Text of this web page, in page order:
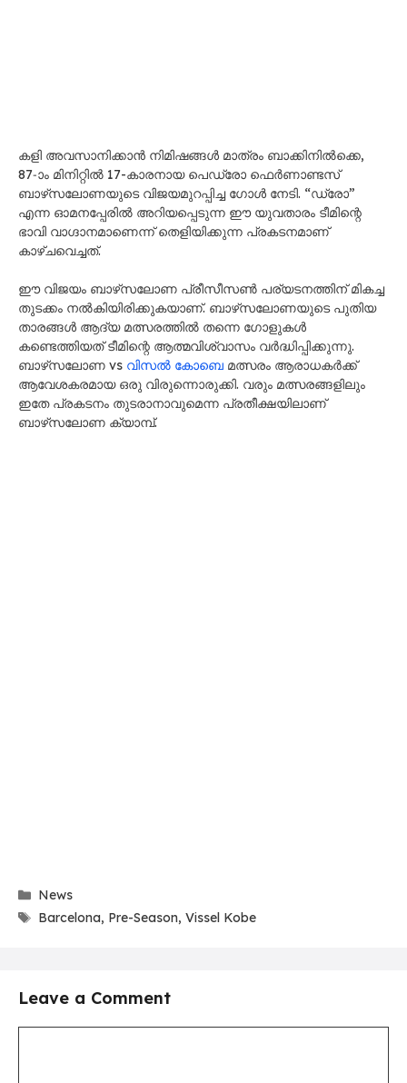
കളി അവസാനിക്കാൻ നിമിഷങ്ങൾ മാത്രം ബാക്കിനിൽക്കെ,
87-ാം മിനിറ്റിൽ 17-കാരനായ പെഡ്രോ ഫെർണാണ്ടസ്
ബാഴ്‌സലോണയുടെ വിജയമുറപ്പിച്ച ഗോൾ നേടി. “ഡ്രോ”
എന്ന ഓമനപ്പേരിൽ അറിയപ്പെടുന്ന ഈ യുവതാരം ടീമിന്റെ
ഭാവി വാഗ്ദാനമാണെന്ന് തെളിയിക്കുന്ന പ്രകടനമാണ്
കാഴ്ചവെച്ചത്.
ഈ വിജയം ബാഴ്‌സലോണ പ്രീസീസൺ പര്യടനത്തിന് മികച്ച
തുടക്കം നൽകിയിരിക്കുകയാണ്. ബാഴ്‌സലോണയുടെ പുതിയ
താരങ്ങൾ ആദ്യ മത്സരത്തിൽ തന്നെ ഗോളുകൾ
കണ്ടെത്തിയത് ടീമിന്റെ ആത്മവിശ്വാസം വർദ്ധിപ്പിക്കുന്നു.
ബാഴ്‌സലോണ vs വിസൽ കോബെ മത്സരം ആരാധകർക്ക്
ആവേശകരമായ ഒരു വിരുന്നൊരുക്കി. വരും മത്സരങ്ങളിലും
ഇതേ പ്രകടനം തുടരാനാവുമെന്ന പ്രതീക്ഷയിലാണ്
ബാഴ്‌സലോണ ക്യാമ്പ്.
Categories
News
Tags
Barcelona, Pre-Season,Vissel Kobe
Leave a Comment